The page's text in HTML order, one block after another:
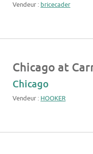
Vendeur : bricecader
Chicago at
Chicago
Vendeur : HOOKER